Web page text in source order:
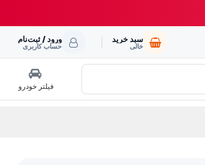
سبد خرید
خالی
ورود / ثبت‌نام
حساب کاربری
فیلتر خودرو